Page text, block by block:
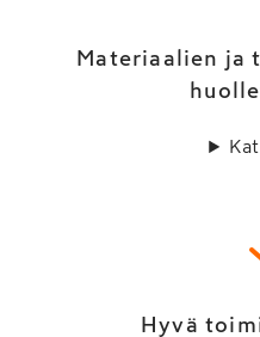
Materiaalien ja
Hyvä